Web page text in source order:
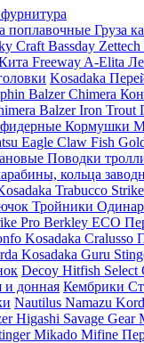
поплавочные Груза
Craft Bassday Zettech
Freeway A-Elita
Kosadaka
BalzerChimera
BalzerIron Trout
Кормушки
Eagle Claw Fish
Поводки
кольца
Trabucco
Тройники
Pro Berkley ECO
Kosadaka Cralusso
Kosadaka Guru
Decoy Hitfish Select
и донная Кембрики
Nautilus Namazu
Higashi Savage Gear
Mikado Mifine